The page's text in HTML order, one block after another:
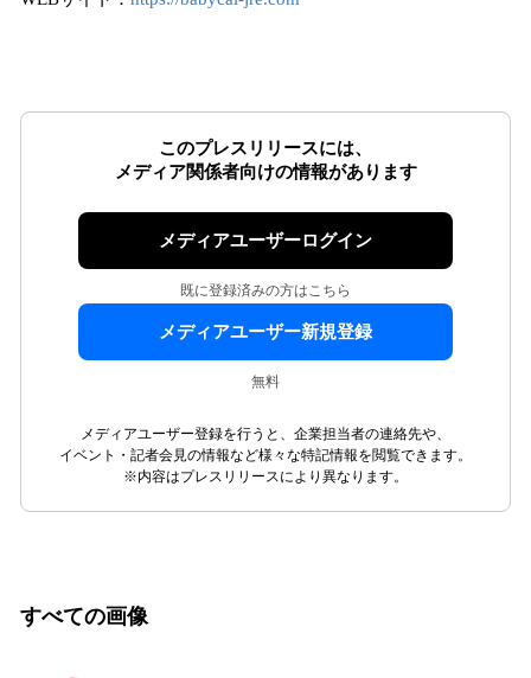
このプレスリリースには、
メディア関係者向けの情報があります
メディアユーザーログイン
既に登録済みの方はこちら
メディアユーザー新規登録
無料
メディアユーザー登録を行うと、企業担当者の連絡先や、
イベント・記者会見の情報など様々な特記情報を閲覧できます。
※内容はプレスリリースにより異なります。
すべての画像